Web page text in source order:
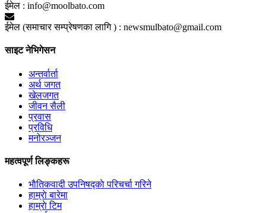
ईमेल : info@moolbato.com
ईमेल (समाचार सम्प्रेषणका लागि ) : newsmulbato@gmail.com
साइट नेभिगेसन
अन्तर्वार्ता
अर्थ जगत
खेलजगत
जीवन सैली
प्रवास
प्रविधि
मनोरञ्जन
महत्वपूर्ण लिङ्कहरू
भाैतिकवादी उपनिषद्काे परिचर्चा गरिने
हाम्राे बारेमा
हाम्राे टिम